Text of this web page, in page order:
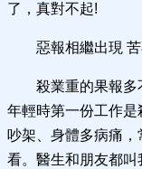
了，真對不起!
惡報相繼出現
殺業重的果報多
年輕時第一份工作
吵架、身體多病痛
看。醫生和朋友都